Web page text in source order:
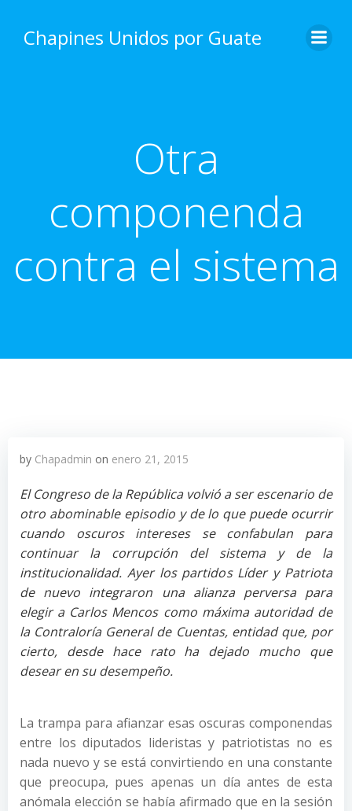
content
Chapines Unidos por Guate
Otra
componenda
contra el sistema
by Chapadmin on enero 21, 2015
El Congreso de la República volvió a ser escenario de
otro abominable episodio y de lo que puede ocurrir
cuando oscuros intereses se confabulan para
continuar la corrupción del sistema y de la
institucionalidad. Ayer los partidos Líder y Patriota
de nuevo integraron una alianza perversa para
elegir a Carlos Mencos como máxima autoridad de
la Contraloría General de Cuentas, entidad que, por
cierto, desde hace rato ha dejado mucho que
desear en su desempeño.
La trampa para afianzar esas oscuras componendas
entre los diputados lideristas y patriotistas no es
nada nuevo y se está convirtiendo en una constante
que preocupa, pues apenas un día antes de esta
anómala elección se había afirmado que en la sesión